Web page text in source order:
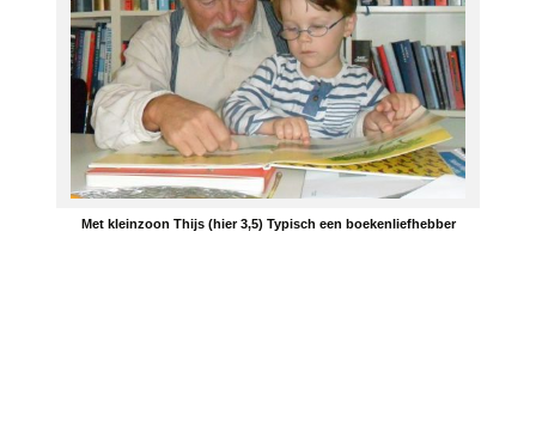
Met kleinzoon Thijs (hier 3,5) Typisch een boekenliefhebber